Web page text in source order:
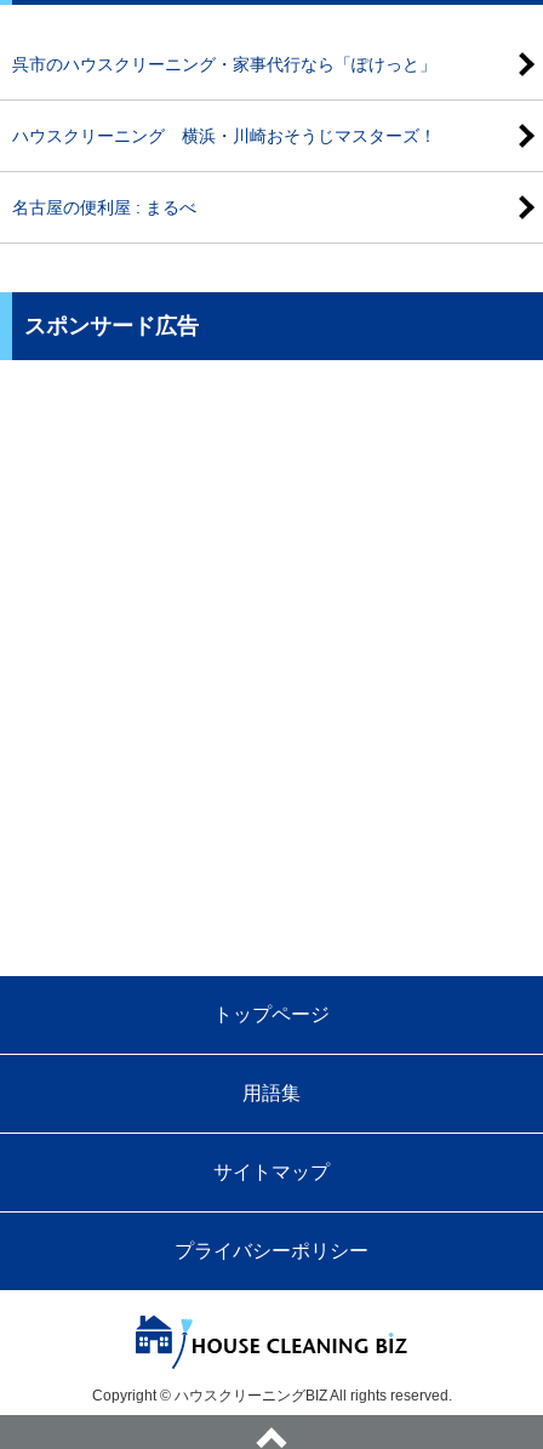
呉市のハウスクリーニング・家事代行なら「ぽけっと」
ハウスクリーニング 横浜・川崎おそうじマスターズ！
名古屋の便利屋 : まるべ
スポンサード広告
トップページ
用語集
サイトマップ
プライバシーポリシー
Copyright © ハウスクリーニングBIZ All rights reserved.